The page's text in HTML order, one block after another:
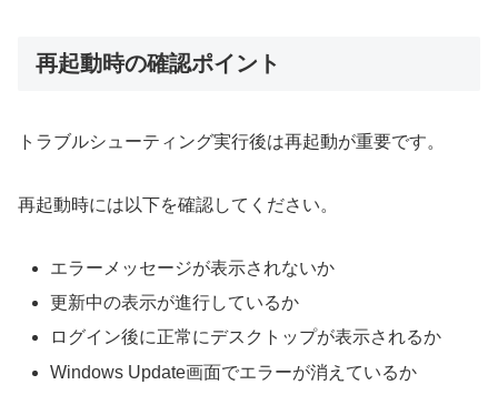
再起動時の確認ポイント
トラブルシューティング実行後は再起動が重要です。
再起動時には以下を確認してください。
エラーメッセージが表示されないか
更新中の表示が進行しているか
ログイン後に正常にデスクトップが表示されるか
Windows Update画面でエラーが消えているか